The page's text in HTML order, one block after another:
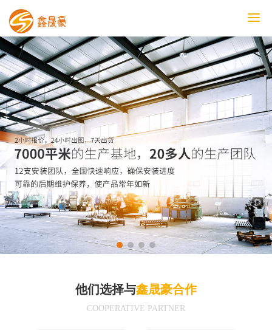
鑫晟豪首页
产品中心
工程案例
膜结构车棚
污水池反吊膜加盖
鑫晟豪资讯
关于鑫晟豪
联系鑫晟豪
他们选择与鑫晟豪合作
COOPERATIVE PARTNER